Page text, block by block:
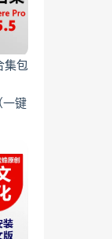
集包
一键